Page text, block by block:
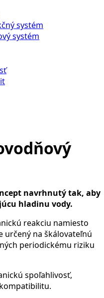
systém
systém
navrhnutý tak, aby
hladinu vody.
reakciu namiesto
určený na škálovateľnú
periodickému riziku
spoľahlivosť,